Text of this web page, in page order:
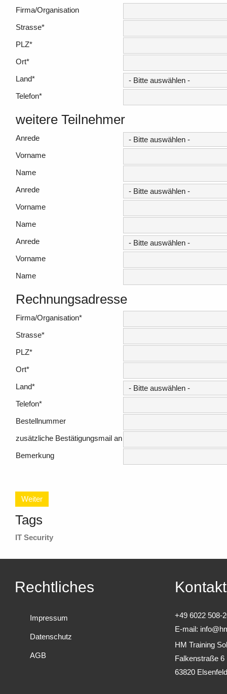
Firma/Organisation
Strasse*
PLZ*
Ort*
Land*
Telefon*
weitere Teilnehmer
Anrede
Vorname
Name
Anrede
Vorname
Name
Anrede
Vorname
Name
Rechnungsadresse
Firma/Organisation*
Strasse*
PLZ*
Ort*
Land*
Telefon*
Bestellnummer
zusätzliche Bestätigungsmail an
Bemerkung
Weiter
Tags
IT Security
Rechtliches
Impressum
Datenschutz
AGB
Kontakt
+49 6022 508-
E-mail:
HM Training
Falkenstraße 6
63820 Elsenfeld